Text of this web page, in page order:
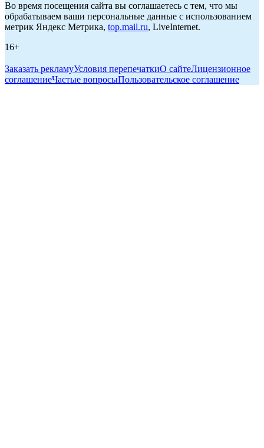
Во время посещения сайта вы соглашаетесь с тем, что мы
обрабатываем ваши персональные данные с использованием
метрик Яндекс Метрика, top.mail.ru, LiveInternet.
16+
Заказать рекламуУсловия перепечаткиО сайтеЛицензионное
соглашениеЧастые вопросыПользовательское соглашение